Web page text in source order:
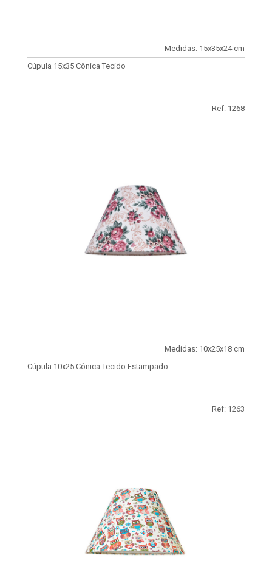
Medidas: 15x35x24 cm
Cúpula 15x35 Cônica Tecido
Ref: 1268
Medidas: 10x25x18 cm
Cúpula 10x25 Cônica Tecido Estampado
Ref: 1263